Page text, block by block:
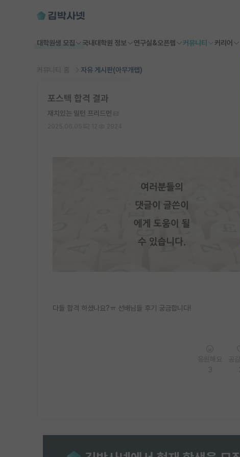
대학원생 모집 국내대학원 정보 연구실&오픈랩 커뮤니티 커리어
커뮤니티 홈 자유 게시판(아무개랩)
포스텍 합격 결과
재치있는 밀턴 프리드먼
다들 합격 하셨나요?ㅠ 선배님들 후기 궁금합니다!